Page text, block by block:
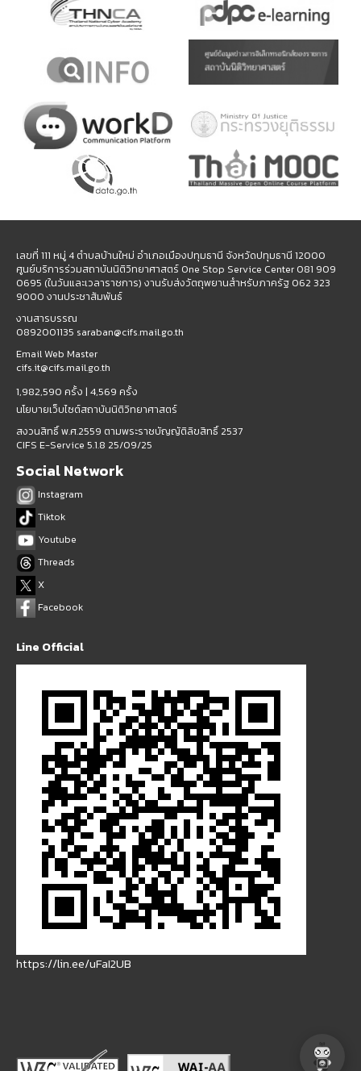
เลขที่ 111 หมู่ 4 ตำบลบ้านใหม่ อำเภอเมืองปทุมธานี จังหวัดปทุมธานี 12000
ศูนย์บริการร่วมสถาบันนิติวิทยาศาสตร์ One Stop Service Center 081 909
0695 (ในวันและเวลาราชการ) งานรับส่งวัตถุพยานสำหรับภาครัฐ 062 323
9000 งานประชาสัมพันธ์
งานสารบรรณ
0892001135 saraban@cifs.mail.go.th
Email Web Master
cifs.it@cifs.mail.go.th
1,982,590 ครั้ง | 4,569 ครั้ง
นโยบายเว็บไซต์สถาบันนิติวิทยาศาสตร์
สงวนสิทธิ์ พ.ศ.2559 ตามพระราชบัญญัติลิขสิทธิ์ 2537
CIFS E-Service 5.1.8 25/09/25
Social Network
Instagram
Tiktok
Youtube
Threads
X
Facebook
Line Official
https://lin.ee/uFaI2UB